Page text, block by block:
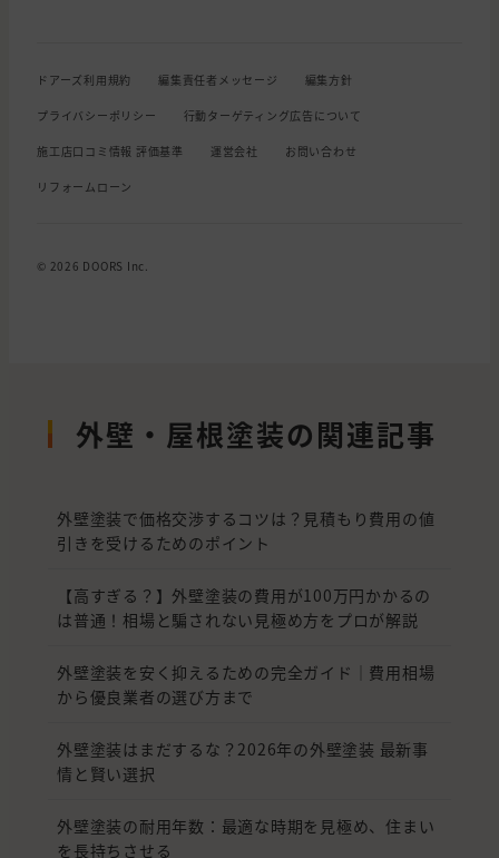
ドアーズ利用規約 編集責任者メッセージ 編集方針
プライバシーポリシー 行動ターゲティング広告について
施工店口コミ情報 評価基準 運営会社 お問い合わせ
リフォームローン
© 2026 DOORS Inc.
外壁・屋根塗装の関連記事
外壁塗装で価格交渉するコツは？見積もり費用の値
引きを受けるためのポイント
【高すぎる？】外壁塗装の費用が100万円かかるの
は普通！相場と騙されない見極め方をプロが解説
外壁塗装を安く抑えるための完全ガイド｜費用相場
から優良業者の選び方まで
外壁塗装はまだするな？2026年の外壁塗装 最新事
情と賢い選択
外壁塗装の耐用年数：最適な時期を見極め、住まい
を長持ちさせる